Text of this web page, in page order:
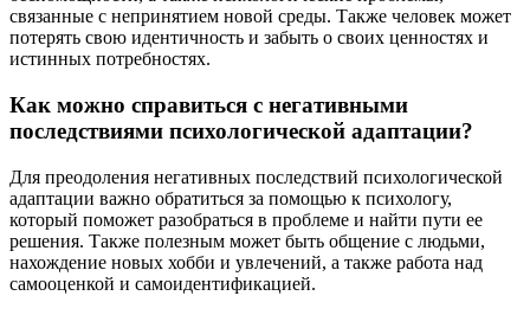
связанные с непринятием новой среды. Также человек может
потерять свою идентичность и забыть о своих ценностях и
истинных потребностях.
Как можно справиться с негативными
последствиями психологической адаптации?
Для преодоления негативных последствий психологической
адаптации важно обратиться за помощью к психологу,
который поможет разобраться в проблеме и найти пути ее
решения. Также полезным может быть общение с людьми,
нахождение новых хобби и увлечений, а также работа над
самооценкой и самоидентификацией.